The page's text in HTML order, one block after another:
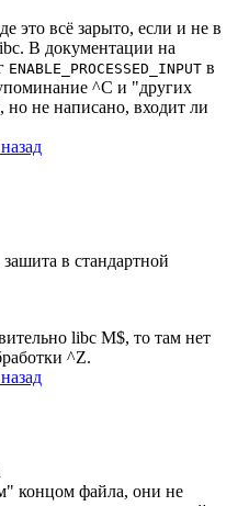
это всё зарыто, если и не в
В документации на
ENABLE_PROCESSED_INPUT в
^C и "других
не написано, входит ли
в стандартной
libc M$, то там нет
^Z.
концом файла, они не